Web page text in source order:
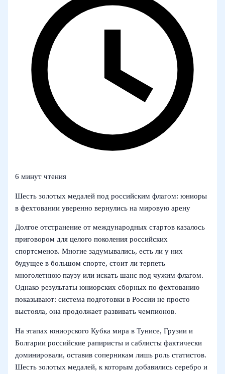
6 минут чтения
Шесть золотых медалей под российским флагом: юниоры
в фехтовании уверенно вернулись на мировую арену
Долгое отстранение от международных стартов казалось
приговором для целого поколения российских
спортсменов. Многие задумывались, есть ли у них
будущее в большом спорте, стоит ли терпеть
многолетнюю паузу или искать шанс под чужим флагом.
Однако результаты юниорских сборных по фехтованию
показывают: система подготовки в России не просто
выстояла, она продолжает развивать чемпионов.
На этапах юниорского Кубка мира в Тунисе, Грузии и
Болгарии российские рапиристы и саблисты фактически
доминировали, оставив соперникам лишь роль статистов.
Шесть золотых медалей, к которым добавились серебро и